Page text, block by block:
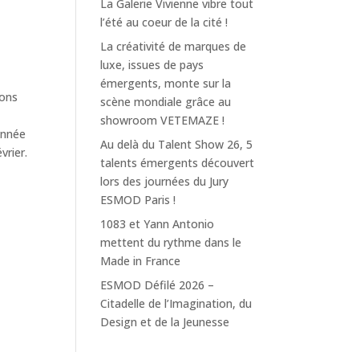
La Galerie Vivienne vibre tout
l’été au coeur de la cité !
La créativité de marques de
luxe, issues de pays
émergents, monte sur la
scène mondiale grâce au
showroom VETEMAZE !
Au delà du Talent Show 26, 5
talents émergents découvert
lors des journées du Jury
ESMOD Paris !
1083 et Yann Antonio
mettent du rythme dans le
Made in France
ESMOD Défilé 2026 –
Citadelle de l’Imagination, du
Design et de la Jeunesse